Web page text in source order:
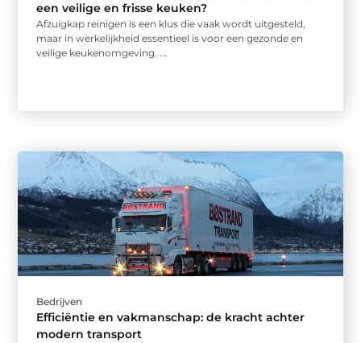
een veilige en frisse keuken?
Afzuigkap reinigen is een klus die vaak wordt uitgesteld,
maar in werkelijkheid essentieel is voor een gezonde en
veilige keukenomgeving. ...
Bedrijven
Efficiëntie en vakmanschap: de kracht achter
modern transport